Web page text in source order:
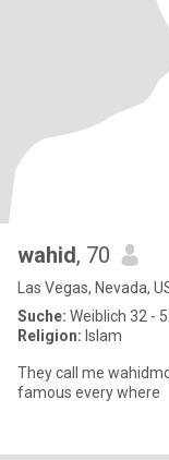
wahid, 70
Las Vegas, Nevada,
Suche: Weiblich 32 -
Religion: Islam
They call me
famous every where